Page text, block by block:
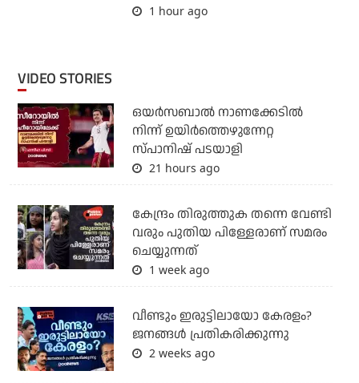
1 hour ago
VIDEO STORIES
ഒയര്‍സബാൽ നാണക്കേടിൽ
നിന്ന് ഉയിർത്തെഴുന്നേറ്റ
സ്പാനിഷ് പടയാളി
21 hours ago
കേന്ദ്രം തിരുത്തുക തന്നെ വേണ്ടി
വരും പുതിയ പിള്ളേരാണ് സമരം
ചെയ്യുന്നത്
1 week ago
വീണ്ടും ഇരുട്ടിലായോ കേരളം?
ജനങ്ങൾ പ്രതികരിക്കുന്നു
2 weeks ago